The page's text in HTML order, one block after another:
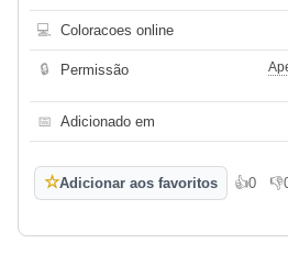
💻 Coloracoes online
🔒 Permissão
📅 Adicionado em
☆Adicionar aos favoritos 👍0
Gosto 👎